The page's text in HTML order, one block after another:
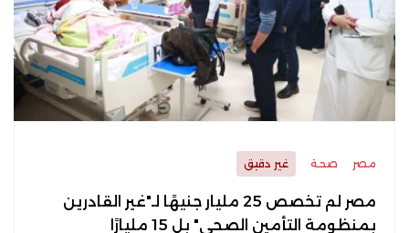
مصر صحة غير دقيق
مصر لم تخصص 25 مليار جنيهًا لـ"غير القادرين
بمنظومة التأمين الصحي" بل 15 مليارًا